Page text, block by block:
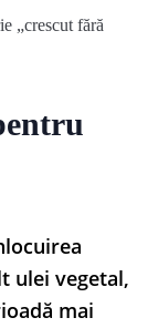
„crescut fără
ulei vegetal,
mai